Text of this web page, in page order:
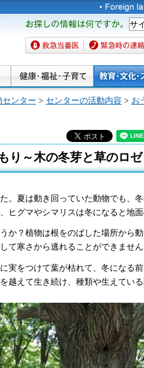
お探しの情報は何です
か。
救急当番医 緊急時の連絡先
ンター > センターの活動内容 > お
り～木の冬芽と草のロゼ
。夏は動き回っていた動物でも、
ヒグマやシマリスは冬になると地
か？植物は根をのばした場所から
て寒さから逃れることができません
実をつけて葉が枯れて、冬になる
越えて生き続け、種類や生えてい